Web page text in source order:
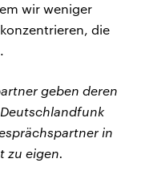
wir weniger
die
geben deren
in
zu eigen.